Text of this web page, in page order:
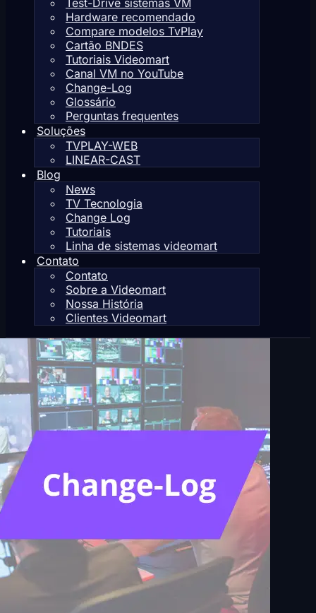
Test-Drive sistemas VM
Hardware recomendado
Compare modelos TvPlay
Cartão BNDES
Tutoriais Videomart
Canal VM no YouTube
Change-Log
Glossário
Perguntas frequentes
Soluções
TVPLAY-WEB
LINEAR-CAST
Blog
News
TV Tecnologia
Change Log
Tutoriais
Linha de sistemas videomart
Contato
Contato
Sobre a Videomart
Nossa História
Clientes Videomart